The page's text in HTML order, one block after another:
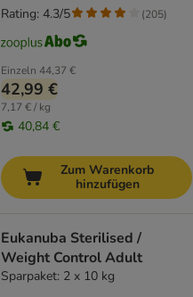
Einzeln 44,37 €
42,99 €
7,17 € / kg
40,84 €
Rating: 4.3/5 (205)
Zum Warenkorb
hinzufügen
Eukanuba Sterilised /
Weight Control Adult
Sparpaket: 2 x 10 kg